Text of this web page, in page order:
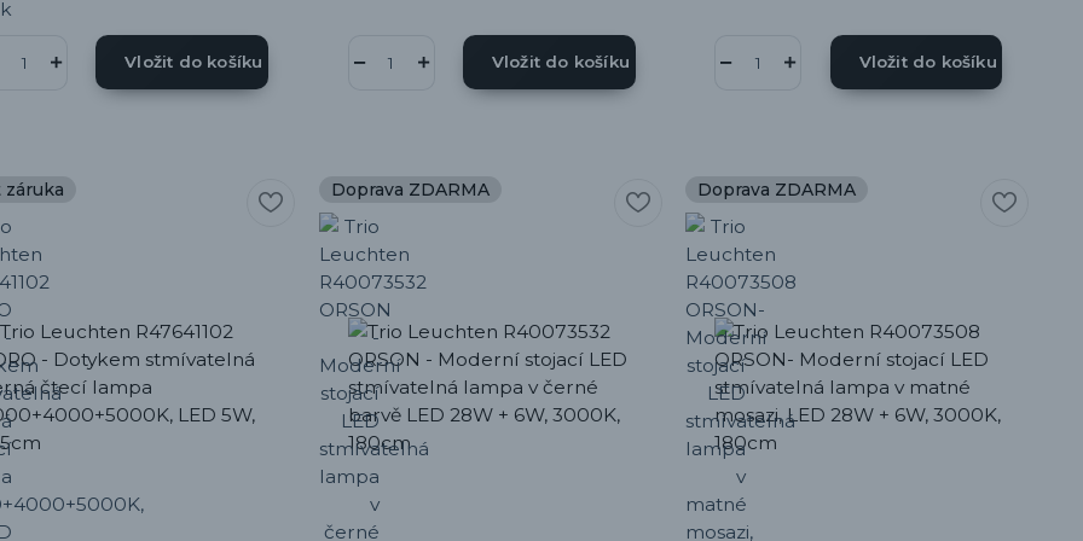
Vložit do košíku Vložit do košíku Vložit do košíku
záruka Doprava ZDARMA Doprava ZDARMA